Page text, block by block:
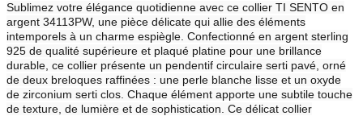
Sublimez votre élégance quotidienne avec ce collier TI SENTO en
argent 34113PW, une pièce délicate qui allie des éléments
intemporels à un charme espiègle. Confectionné en argent sterling
925 de qualité supérieure et plaqué platine pour une brillance
durable, ce collier présente un pendentif circulaire serti pavé, orné
de deux breloques raffinées : une perle blanche lisse et un oxyde
de zirconium serti clos. Chaque élément apporte une subtile touche
de texture, de lumière et de sophistication. Ce délicat collier